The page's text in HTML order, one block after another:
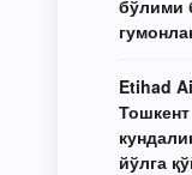
бўлими
Etihad
йўлга